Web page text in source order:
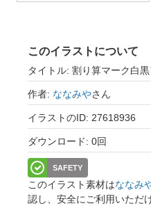
このイラストについて
タイトル: 割り算マーク白
作者: ななみやさん
イラストのID: 27618936
ダウンロード: 0回
SAFETY
このイラスト素材はななみ
認し、安全にご利用いただ